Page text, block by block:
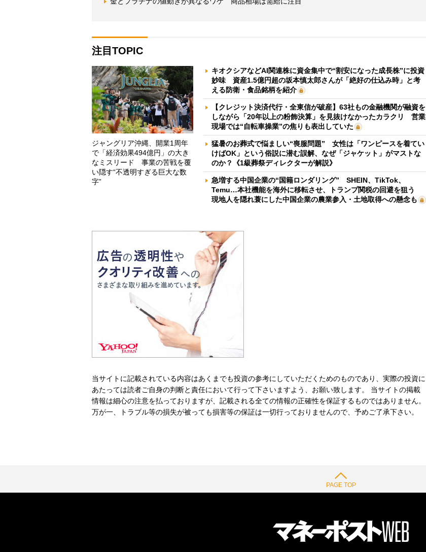
注目TOPIC
ジャングリア沖縄、開業1周年
で「経済効果494億円」の大き
なミスリード 事業の苦戦を覆
い隠す“不透明すぎる巨大な数
字”
キオクシアなどAI関連株に資金集中で“割安になった成長株”に投資
妙味 資産1.5億円超の坂本慎太郎さんが「絶好の仕込み時」と考
える防衛・食品銘柄を紹介
【クレジット決済代行・全東信が破産】63社もの金融機関が融資を
しながら「20年以上の粉飾決算」を見抜けなかったカラクリ 営業
現場では“自転車操業”の焦りも表出していた
猛暑のお葬式で悩ましい“喪服問題” 女性は「ワンピースを着てい
けばOK」という俗説に潜む誤解、なぜ「ジャケット」がマストな
のか？《1級葬祭ディレクターが解説》
急増する中国企業の“国籍ロンダリング” SHEIN、TikTok、
Temu…本社機能を海外に移転させ、トランプ関税の回避を狙う
現地人を隠れ蓑にした中国企業の農業参入・土地取得への懸念も
当サイトに記載されている内容はあくまでも投資の参考にしていただくためのものであり、実際の投資に
あたっては読者ご自身の判断と責任において行って下さいますよう、お願い致します。 当サイトの掲載
情報は細心の注意を払っておりますが、記載される全ての情報の正確性を保証するものではありません。
万が一、トラブル等の損失が被っても損害等の保証は一切行っておりませんので、予めご了承下さい。
PAGE TOP